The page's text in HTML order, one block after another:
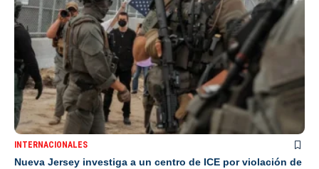
INTERNACIONALES
Nueva Jersey investiga a un centro de ICE por violación de